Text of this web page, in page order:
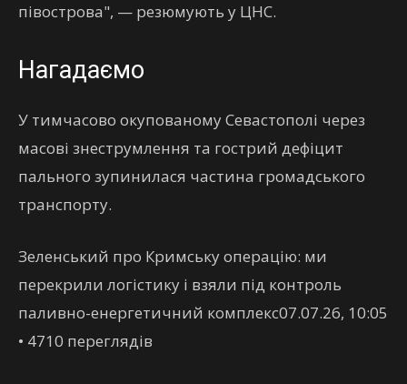
півострова", — резюмують у ЦНС.
Нагадаємо
У тимчасово окупованому Севастополі через
масові знеструмлення та гострий дефіцит
пального зупинилася частина громадського
транспорту.
Зеленський про Кримську операцію: ми
перекрили логістику і взяли під контроль
паливно-енергетичний комплекс07.07.26, 10:05
• 4710 переглядiв